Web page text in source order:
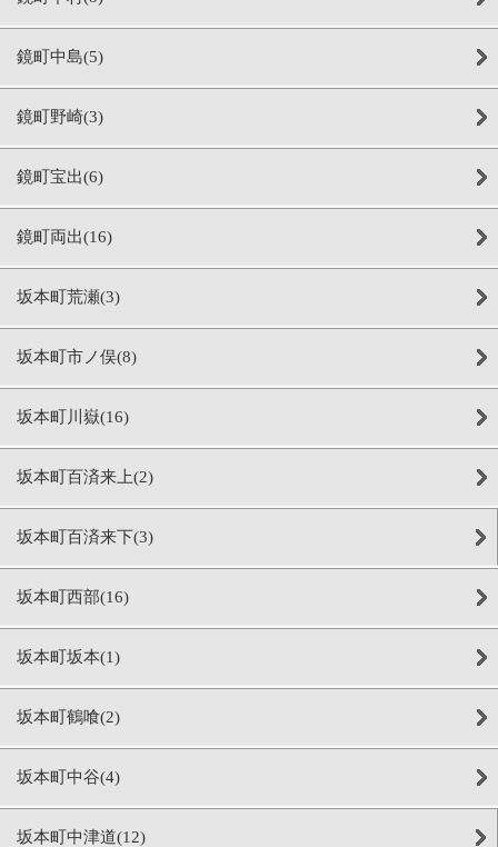
鏡町中島(5)
鏡町野崎(3)
鏡町宝出(6)
鏡町両出(16)
坂本町荒瀬(3)
坂本町市ノ俣(8)
坂本町川嶽(16)
坂本町百済来上(2)
坂本町百済来下(3)
坂本町西部(16)
坂本町坂本(1)
坂本町鶴喰(2)
坂本町中谷(4)
坂本町中津道(12)